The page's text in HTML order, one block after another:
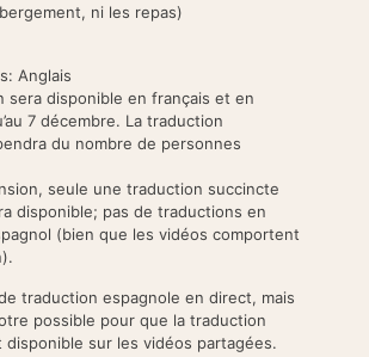
ni les repas)
Anglais
sera disponible en français et en
7 décembre. La traduction
du nombre de personnes
seule une traduction succincte
disponible; pas de traductions en
(bien que les vidéos comportent
de traduction espagnole en direct, mais
possible pour que la traduction
disponible sur les vidéos partagées.